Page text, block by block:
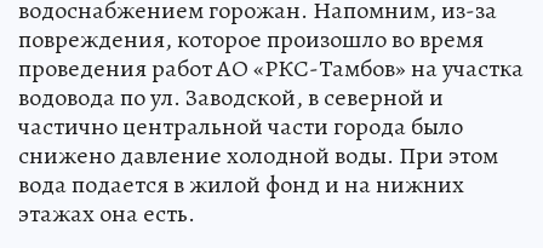
водоснабжением горожан. Напомним, из-за
повреждения, которое произошло во время
проведения работ АО «РКС-Тамбов» на участка
водовода по ул. Заводской, в северной и
частично центральной части города было
снижено давление холодной воды. При этом
вода подается в жилой фонд и на нижних
этажах она есть.